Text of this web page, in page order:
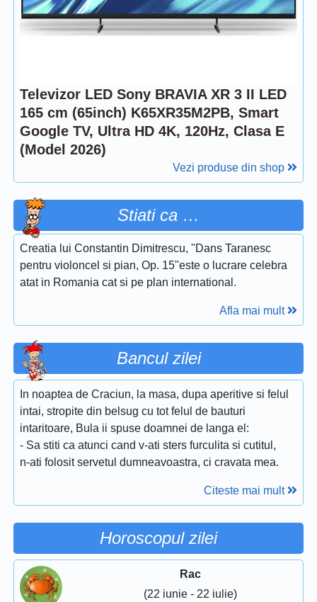
Televizor LED Sony BRAVIA XR 3 II LED
165 cm (65inch) K65XR35M2PB, Smart
Google TV, Ultra HD 4K, 120Hz, Clasa E
(Model 2026)
Vezi produse din shop
Stiati ca …
Creatia lui Constantin Dimitrescu, ''Dans Taranesc
pentru violoncel si pian, Op. 15''este o lucrare celebra
atat in Romania cat si pe plan international.
Afla mai mult
Bancul zilei
In noaptea de Craciun, la masa, dupa aperitive si felul
intai, stropite din belsug cu tot felul de bauturi
intaritoare, Bula ii spuse doamnei de langa el:
- Sa stiti ca atunci cand v-ati sters furculita si cutitul,
n-ati folosit servetul dumneavoastra, ci cravata mea.
Citeste mai mult
Horoscopul zilei
Rac
(22 iunie - 22 iulie)